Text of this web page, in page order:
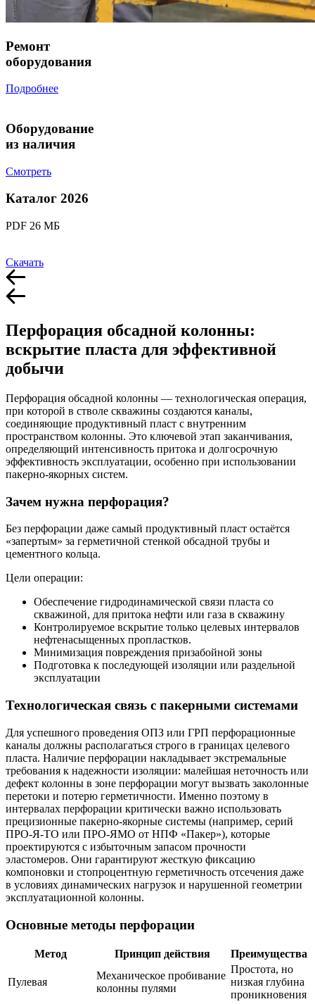
Ремонт
оборудования
Подробнее
Оборудование
из наличия
Смотреть
Каталог 2026
PDF 26 МБ
Скачать
Перфорация обсадной колонны:
вскрытие пласта для эффективной
добычи
Перфорация обсадной колонны — технологическая операция,
при которой в стволе скважины создаются каналы,
соединяющие продуктивный пласт с внутренним
пространством колонны. Это ключевой этап заканчивания,
определяющий интенсивность притока и долгосрочную
эффективность эксплуатации, особенно при использовании
пакерно-якорных систем.
Зачем нужна перфорация?
Без перфорации даже самый продуктивный пласт остаётся
«запертым» за герметичной стенкой обсадной трубы и
цементного кольца.
Цели операции:
Обеспечение гидродинамической связи пласта со
скважиной, для притока нефти или газа в скважину
Контролируемое вскрытие только целевых интервалов
нефтенасыщенных пропластков.
Минимизация повреждения призабойной зоны
Подготовка к последующей изоляции или раздельной
эксплуатации
Технологическая связь с пакерными системами
Для успешного проведения ОПЗ или ГРП перфорационные
каналы должны располагаться строго в границах целевого
пласта. Наличие перфорации накладывает экстремальные
требования к надежности изоляции: малейшая неточность или
дефект колонны в зоне перфорации могут вызвать заколонные
перетоки и потерю герметичности. Именно поэтому в
интервалах перфорации критически важно использовать
прецизионные пакерно-якорные системы (например, серий
ПРО-Я-ТО или ПРО-ЯМО от НПФ «Пакер»), которые
проектируются с избыточным запасом прочности
эластомеров. Они гарантируют жесткую фиксацию
компоновки и стопроцентную герметичность отсечения даже
в условиях динамических нагрузок и нарушенной геометрии
эксплуатационной колонны.
Основные методы перфорации
Метод Принцип действия Преимущества
Пулевая
Механическое пробивание
колонны пулями
Простота, но
низкая глубина
проникновения